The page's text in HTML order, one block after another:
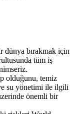
dünya bırakmak için
tüm iş
olduğunu, temiz
su yönetimi ile ilgili
önemli bir